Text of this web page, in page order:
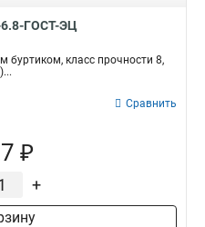
ГОСТ-ЭЦ
буртиком, класс прочности 8,
Сравнить
₽
+